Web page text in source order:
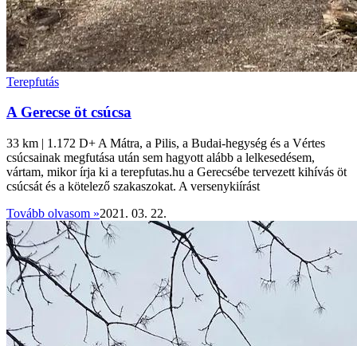
Terepfutás
A Gerecse öt csúcsa
33 km | 1.172 D+ A Mátra, a Pilis, a Budai-hegység és a Vértes
csúcsainak megfutása után sem hagyott alább a lelkesedésem,
vártam, mikor írja ki a terepfutas.hu a Gerecsébe tervezett kihívás öt
csúcsát és a kötelező szakaszokat. A versenykiírást
Tovább olvasom »2021. 03. 22.